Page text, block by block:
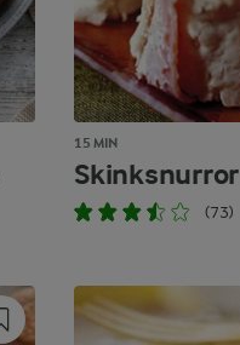
15 MIN
Skinksnurror
(73)